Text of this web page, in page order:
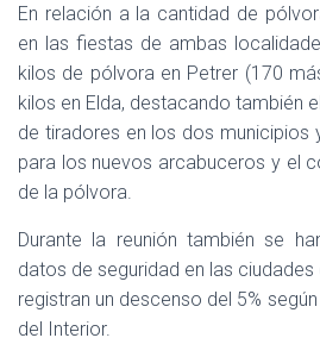
En relación a la cantidad de
en las fiestas de ambas
kilos de pólvora en Petrer (170
kilos en Elda, destacando también
de tiradores en los dos municipios
para los nuevos arcabuceros y el
de la pólvora.
Durante la reunión también se
datos de seguridad en las ciudades
registran un descenso del 5%
del Interior.